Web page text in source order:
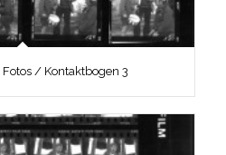
Fotos / Kontaktbogen 3